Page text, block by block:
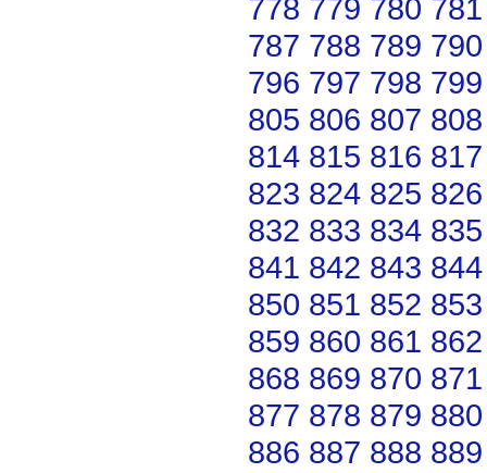
778 779 780 781
787 788 789 790
796 797 798 799
805 806 807 808
814 815 816 817
823 824 825 826
832 833 834 835
841 842 843 844
850 851 852 853
859 860 861 862
868 869 870 871
877 878 879 880
886 887 888 889